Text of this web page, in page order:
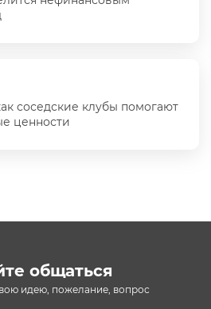
соседские клубы помогают
ценности
общаться
идею, пожелание, вопрос